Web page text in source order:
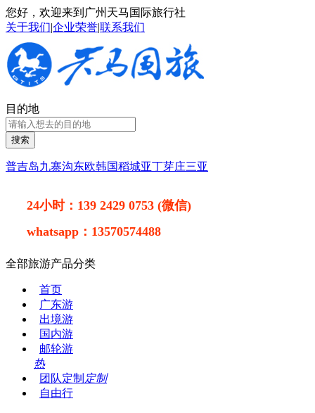
您好，欢迎来到广州天马国际旅行社
关于我们|企业荣誉|联系我们
目的地
搜索
普吉岛九寨沟东欧韩国稻城亚丁芽庄三亚
24小时： 139 2429 0753 (微信)
whatsapp： 13570574488
全部旅游产品分类
首页
广东游
出境游
国内游
邮轮游
热
团队定制 定制
自由行